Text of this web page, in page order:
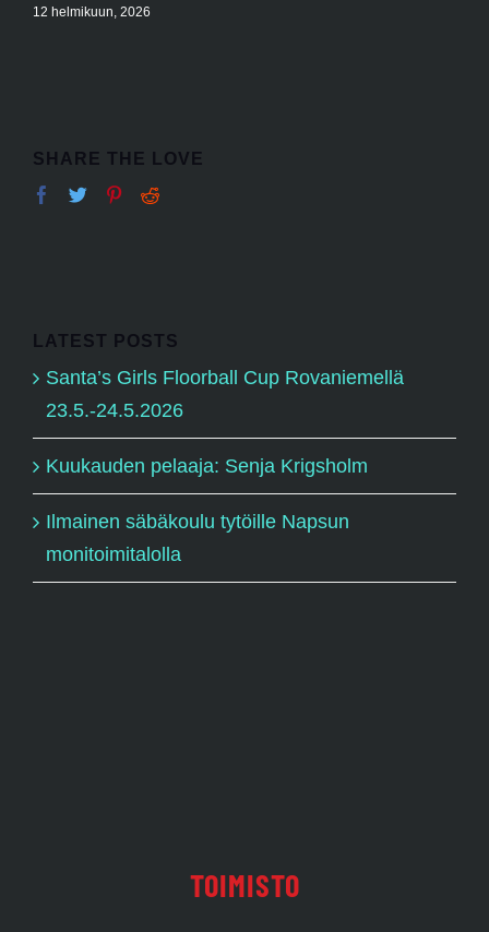
12 helmikuun, 2026
SHARE THE LOVE
LATEST POSTS
Santa’s Girls Floorball Cup Rovaniemellä
23.5.-24.5.2026
Kuukauden pelaaja: Senja Krigsholm
Ilmainen säbäkoulu tytöille Napsun
monitoimitalolla
TOIMISTO